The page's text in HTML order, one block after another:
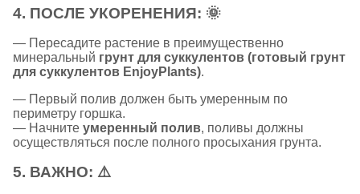
4. ПОСЛЕ УКОРЕНЕНИЯ: 🌞
— Пересадите растение в преимущественно
минеральный грунт для суккулентов (готовый грунт
для суккулентов EnjoyPlants).
— Первый полив должен быть умеренным по
периметру горшка.
— Начните умеренный полив, поливы должны
осуществляться после полного просыхания грунта.
5. ВАЖНО: ⚠️